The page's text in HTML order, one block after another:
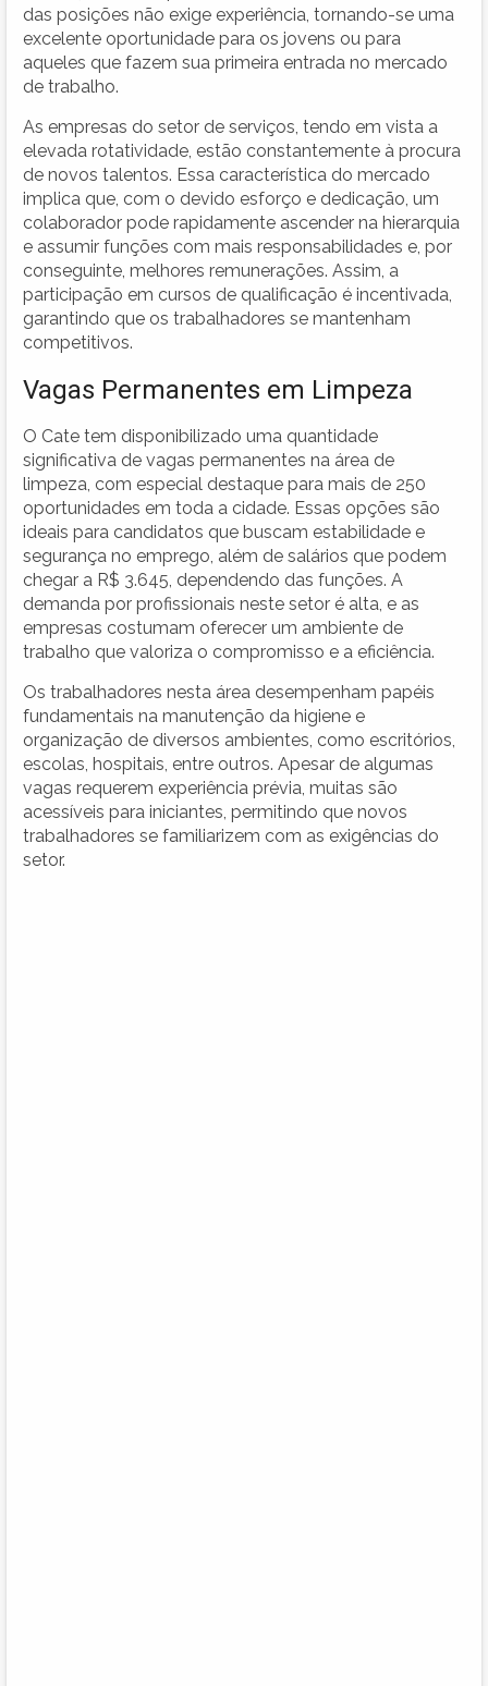
das posições não exige experiência, tornando-se uma
excelente oportunidade para os jovens ou para
aqueles que fazem sua primeira entrada no mercado
de trabalho.
As empresas do setor de serviços, tendo em vista a
elevada rotatividade, estão constantemente à procura
de novos talentos. Essa característica do mercado
implica que, com o devido esforço e dedicação, um
colaborador pode rapidamente ascender na hierarquia
e assumir funções com mais responsabilidades e, por
conseguinte, melhores remunerações. Assim, a
participação em cursos de qualificação é incentivada,
garantindo que os trabalhadores se mantenham
competitivos.
Vagas Permanentes em Limpeza
O Cate tem disponibilizado uma quantidade
significativa de vagas permanentes na área de
limpeza, com especial destaque para mais de 250
oportunidades em toda a cidade. Essas opções são
ideais para candidatos que buscam estabilidade e
segurança no emprego, além de salários que podem
chegar a R$ 3.645, dependendo das funções. A
demanda por profissionais neste setor é alta, e as
empresas costumam oferecer um ambiente de
trabalho que valoriza o compromisso e a eficiência.
Os trabalhadores nesta área desempenham papéis
fundamentais na manutenção da higiene e
organização de diversos ambientes, como escritórios,
escolas, hospitais, entre outros. Apesar de algumas
vagas requerem experiência prévia, muitas são
acessíveis para iniciantes, permitindo que novos
trabalhadores se familiarizem com as exigências do
setor.